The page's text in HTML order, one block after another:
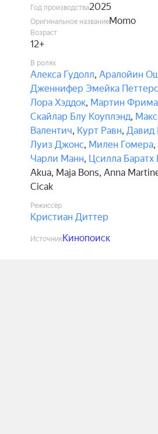
Год производства2025
Оригинальное названиеMomo
Возраст
12+
В ролях
Алекса Гудолл, Аралойин
Дженнифер Эмейка
Лора Хэддок, Мартин
Скайлар Блу Коуплэнд,
Валентич, Курт Равн, Давид
Луиз Джонс, Милен Гомера,
Чарли Манн, Цсилла Баратх
Akua, Maja Bons, Anna
Cicak
Режиссёр
Кристиан Диттер
ИсточникКинопоиск